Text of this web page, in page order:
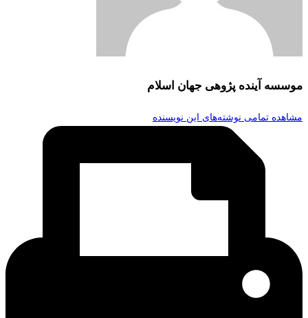
موسسه آینده پژوهی جهان اسلام
مشاهده تمامی نوشته‌های این نویسنده